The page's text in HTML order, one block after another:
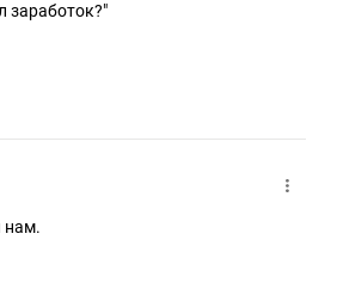
заработок?"
нам.